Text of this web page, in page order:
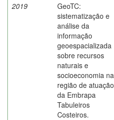
2019
GeoTC:
sistematização e
análise da
informação
geoespacializada
sobre recursos
naturais e
socioeconomia na
região de atuação
da Embrapa
Tabuleiros
Costeiros.